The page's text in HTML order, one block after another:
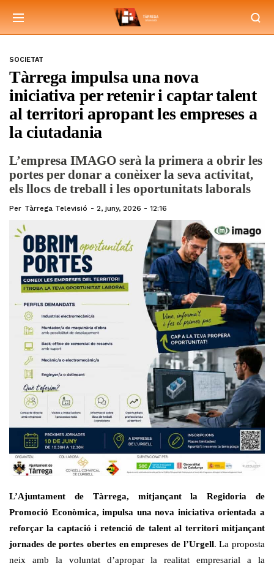
SOCIETAT
Tàrrega impulsa una nova
iniciativa per retenir i captar talent
al territori apropant les empreses a
la ciutadania
L’empresa IMAGO serà la primera a obrir les
portes per donar a conèixer la seva activitat,
els llocs de treball i les oportunitats laborals
Per Tàrrega Televisió 2, juny, 2026 - 12:16
L’Ajuntament de Tàrrega, mitjançant la Regidoria de
Promoció Econòmica, impulsa una nova iniciativa orientada a
reforçar la captació i retenció de talent al territori mitjançant
jornades de portes obertes en empreses de l’Urgell. La proposta
neix amb la voluntat d’apropar la realitat empresarial a la